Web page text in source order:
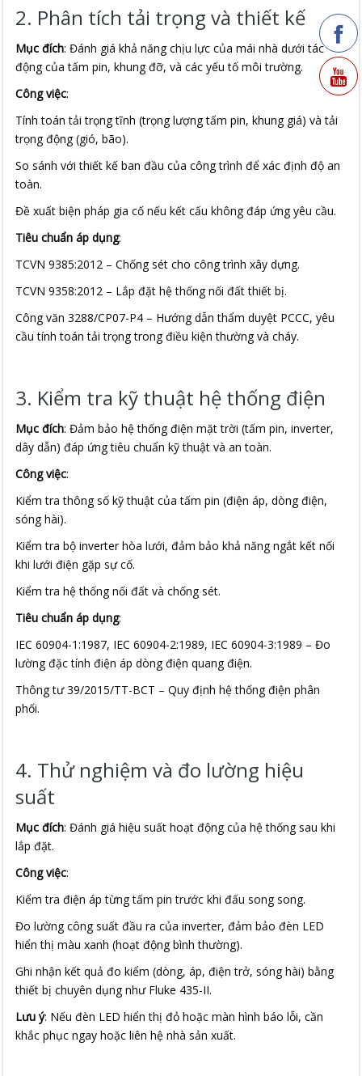
2. Phân tích tải trọng và thiết kế
Mục đích: Đánh giá khả năng chịu lực của mái nhà dưới tác
động của tấm pin, khung đỡ, và các yếu tố môi trường.
Công việc:
Tính toán tải trọng tĩnh (trọng lượng tấm pin, khung giá) và tải
trọng động (gió, bão).
So sánh với thiết kế ban đầu của công trình để xác định độ an
toàn.
Đề xuất biện pháp gia cố nếu kết cấu không đáp ứng yêu cầu.
Tiêu chuẩn áp dụng:
TCVN 9385:2012 – Chống sét cho công trình xây dựng.
TCVN 9358:2012 – Lắp đặt hệ thống nối đất thiết bị.
Công văn 3288/CP07-P4 – Hướng dẫn thẩm duyệt PCCC, yêu
cầu tính toán tải trọng trong điều kiện thường và cháy.
3. Kiểm tra kỹ thuật hệ thống điện
Mục đích: Đảm bảo hệ thống điện mặt trời (tấm pin, inverter,
dây dẫn) đáp ứng tiêu chuẩn kỹ thuật và an toàn.
Công việc:
Kiểm tra thông số kỹ thuật của tấm pin (điện áp, dòng điện,
sóng hài).
Kiểm tra bộ inverter hòa lưới, đảm bảo khả năng ngắt kết nối
khi lưới điện gặp sự cố.
Kiểm tra hệ thống nối đất và chống sét.
Tiêu chuẩn áp dụng:
IEC 60904-1:1987, IEC 60904-2:1989, IEC 60904-3:1989 – Đo
lường đặc tính điện áp dòng điện quang điện.
Thông tư 39/2015/TT-BCT – Quy định hệ thống điện phân
phối.
4. Thử nghiệm và đo lường hiệu
suất
Mục đích: Đánh giá hiệu suất hoạt động của hệ thống sau khi
lắp đặt.
Công việc:
Kiểm tra điện áp từng tấm pin trước khi đấu song song.
Đo lường công suất đầu ra của inverter, đảm bảo đèn LED
hiển thị màu xanh (hoạt động bình thường).
Ghi nhận kết quả đo kiểm (dòng, áp, điện trở, sóng hài) bằng
thiết bị chuyên dụng như Fluke 435-II.
Lưu ý: Nếu đèn LED hiển thị đỏ hoặc màn hình báo lỗi, cần
khắc phục ngay hoặc liên hệ nhà sản xuất.